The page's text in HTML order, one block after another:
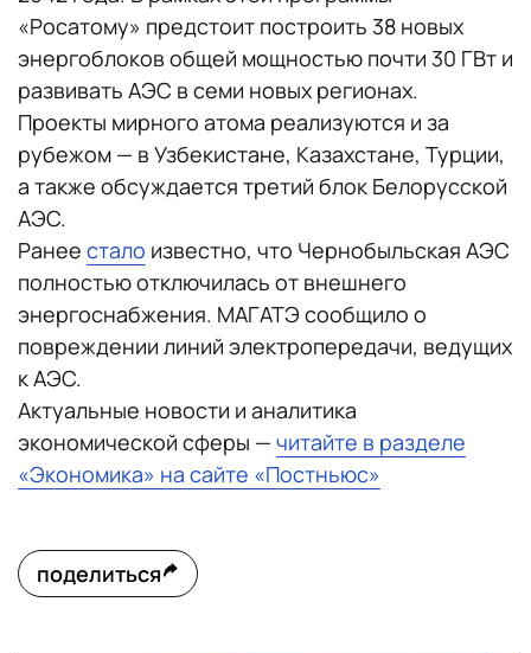
«Росатому» предстоит построить 38 новых
энергоблоков общей мощностью почти 30 ГВт и
развивать АЭС в семи новых регионах.
Проекты мирного атома реализуются и за
рубежом — в Узбекистане, Казахстане, Турции,
а также обсуждается третий блок Белорусской
АЭС.
Ранее стало известно, что Чернобыльская АЭС
полностью отключилась от внешнего
энергоснабжения. МАГАТЭ сообщило о
повреждении линий электропередачи, ведущих
к АЭС.
Актуальные новости и аналитика
экономической сферы — читайте в разделе
«Экономика» на сайте «Постньюс»
поделиться